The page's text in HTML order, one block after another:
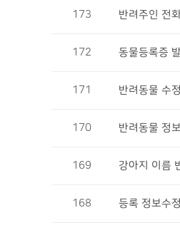
173 반려주인 전
172 동물등록증
171 반려동물 수정
170 반려동물 정
169 강아지 이름
168 등록 정보수정